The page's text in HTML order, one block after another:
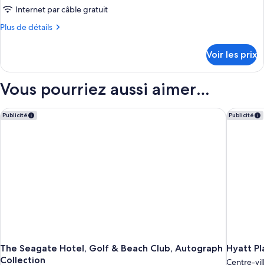
Internet par câble gratuit
Plus de détails
Plus
le
de
Chambre
Voir les prix
Vous pourriez aussi aimer…
Publicité
The Seagate Hotel, Golf & Beach Club, Autograph
Collection
The Seagate Hotel, Golf & Beach Club, Autograph Collection
Publicité
Hyatt
Centre-
Hyatt